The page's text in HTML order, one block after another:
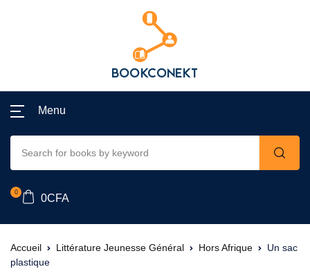
Menu
0
0CFA
Accueil Littérature Jeunesse Général Hors Afrique
Un sac
plastique